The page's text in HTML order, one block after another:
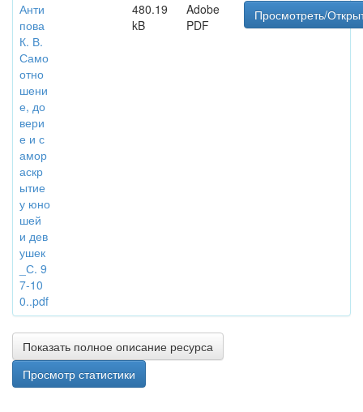
Анти
пова
К. В.
Само
отно
шени
е, до
вери
е и с
амор
аскр
ытие
у юно
шей
и дев
ушек
_С. 9
7-10
0..pdf
480.19
kB
Adobe
PDF
Просмотреть/
Показать полное описание ресурса
Просмотр статистики